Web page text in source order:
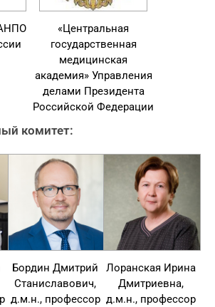
«Центральная
государственная
медицинская
академия» Управления
делами Президента
Российской Федерации
комитет:
Бордин Дмитрий
Станиславович,
д.м.н., профессор
Лоранская Ирина
Дмитриевна,
д.м.н., профессор